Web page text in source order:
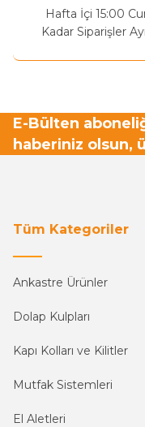
Hafta İçi 15:00
Kadar Siparişler
E-Bülten
haberiniz olsun,
Tüm Kategoriler
Ankastre Ürünler
Dolap Kulpları
Kapı Kolları ve Kilitler
Mutfak Sistemleri
El Aletleri